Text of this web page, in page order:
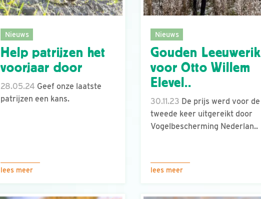
Nieuws
Help patrijzen het
voorjaar door
28.05.24 Geef onze laatste
patrijzen een kans.
lees meer
Nieuws
Gouden Leeuwerik
voor Otto Willem
Elevel..
30.11.23 De prijs werd voor de
tweede keer uitgereikt door
Vogelbescherming Nederlan..
lees meer